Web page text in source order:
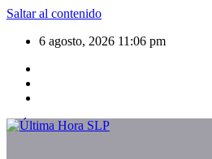
Saltar al contenido
6 agosto, 2026 11:06 pm